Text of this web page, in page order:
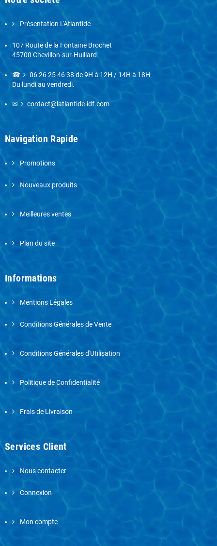
Présentation L'Atlantide
107 Route de la Fontaine Brochet
45700 Chevillon-sur-Huillard
☎ 06 26 25 46 38 de 9H à 12H / 14H à 18H
Du lundi au vendredi.
✉ contact@latlantide-idf.com
Navigation Rapide
Promotions
Nouveaux produits
Meilleures ventes
Plan du site
Informations
Mentions Légales
Conditions Générales de Vente
Conditions Générales d'Utilisation
Politique de Confidentialité
Frais de Livraison
Services Client
Nous contacter
Connexion
Mon compte